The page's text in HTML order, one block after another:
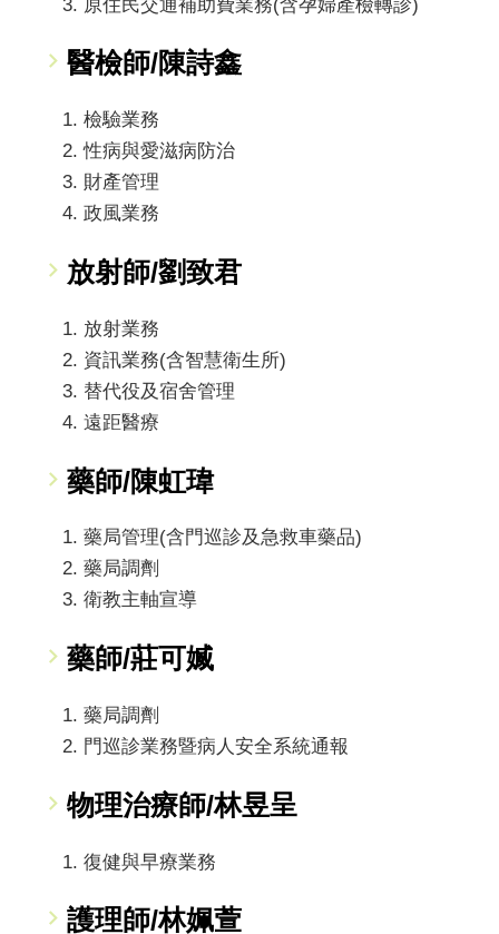
原住民交通補助費業務(含孕婦產檢轉診)
醫檢師/陳詩鑫
檢驗業務
性病與愛滋病防治
財產管理
政風業務
放射師/劉致君
放射業務
資訊業務(含智慧衛生所)
替代役及宿舍管理
遠距醫療
藥師/陳虹瑋
藥局管理(含門巡診及急救車藥品)
藥局調劑
衛教主軸宣導
藥師/莊可媙
藥局調劑
門巡診業務暨病人安全系統通報
物理治療師/林昱呈
復健與早療業務
護理師/林姵萱